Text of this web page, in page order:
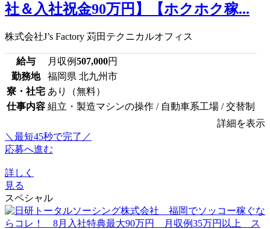
社＆入社祝金90万円】【ホクホク稼...
株式会社J’s Factory 苅田テクニカルオフィス
給与 月収例507,000円
勤務地
福岡県 北九州市
寮・社宅 あり（無料）
仕事内容 組立・製造マシンの操作 / 自動車系工場 / 交替制
詳細を表示
＼最短45秒で完了／
応募へ進む
詳しく
見る
スペシャル